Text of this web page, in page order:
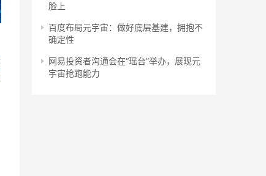
脸上
百度布局元宇宙：做好底层基建，拥抱不
确定性
网易投资者沟通会在“瑶台”举办，展现元
宇宙抢跑能力